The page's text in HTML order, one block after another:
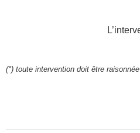
(*) toute intervention doit être